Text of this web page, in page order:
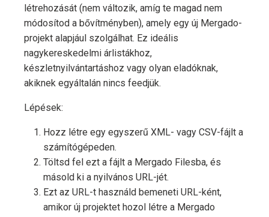
létrehozását (nem változik, amíg te magad nem
módosítod a bővítményben), amely egy új Mergado-
projekt alapjául szolgálhat. Ez ideális
nagykereskedelmi árlistákhoz,
készletnyilvántartáshoz vagy olyan eladóknak,
akiknek egyáltalán nincs feedjük.
Lépések:
Hozz létre egy egyszerű XML- vagy CSV-fájlt a
számítógépeden.
Töltsd fel ezt a fájlt a Mergado Filesba, és
másold ki a nyilvános URL-jét.
Ezt az URL-t használd bemeneti URL-ként,
amikor új projektet hozol létre a Mergado